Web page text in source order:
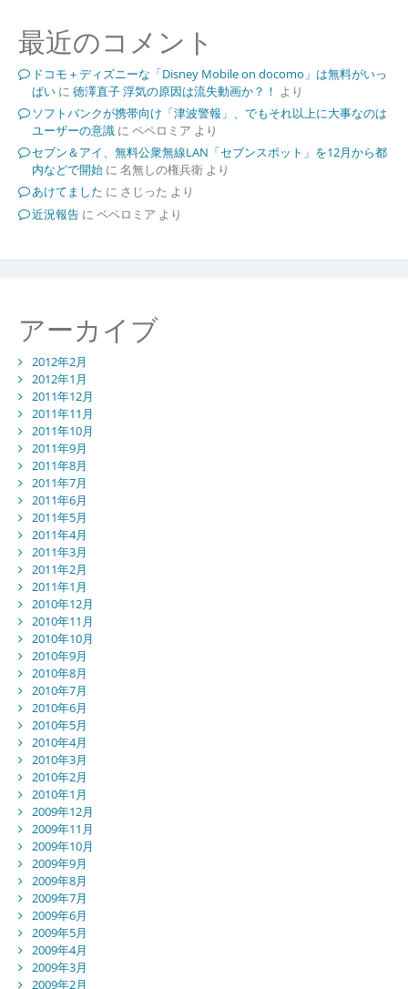
最近のコメント
ドコモ＋ディズニーな「Disney Mobile on docomo」は無料がいっ
ぱいに 徳澤直子 浮気の原因は流失動画か？！ より
ソフトバンクが携帯向け「津波警報」、でもそれ以上に大事なのは
ユーザーの意識に ペペロミア より
セブン＆アイ、無料公衆無線LAN「セブンスポット」を12月から都
内などで開始に 名無しの権兵衛より
あけてました に さじった より
近況報告に ペペロミア より
アーカイブ
2012年2月
2012年1月
2011年12月
2011年11月
2011年10月
2011年9月
2011年8月
2011年7月
2011年6月
2011年5月
2011年4月
2011年3月
2011年2月
2011年1月
2010年12月
2010年11月
2010年10月
2010年9月
2010年8月
2010年7月
2010年6月
2010年5月
2010年4月
2010年3月
2010年2月
2010年1月
2009年12月
2009年11月
2009年10月
2009年9月
2009年8月
2009年7月
2009年6月
2009年5月
2009年4月
2009年3月
2009年2月